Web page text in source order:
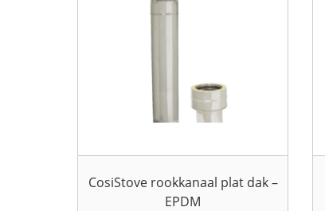
CosiStove rookkanaal plat dak –
EPDM